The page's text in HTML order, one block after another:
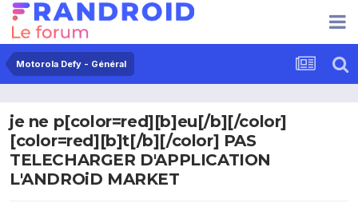
Motorola Defy - Général
je ne p[color=red][b]eu[/b][/color]
[color=red][b]t[/b][/color] PAS
TELECHARGER D'APPLICATION
L'ANDROiD MARKET